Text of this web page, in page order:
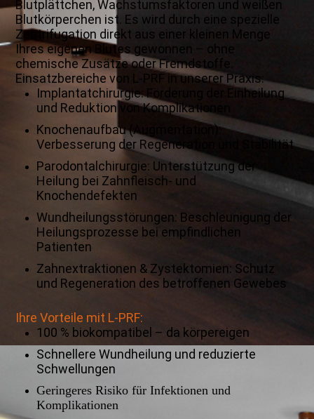
Blutplättchen, Wachstumsfaktoren und weißen
Blutkörperchen ist. Es wird durch eine spezielle
Zentrifugation direkt aus einer kleinen Menge
Ihres eigenen Blutes gewonnen – ohne
chemische Zusätze oder Fremdstoffe.
Einsatzbereiche von L-PRF in unserer Praxis:
Implantatchirurgie: Förderung der Einheilung
und Reduktion von Komplikationen
Knochenaufbau (Augmentation):
Verbesserung der Regeneration und Stabilität
Parodontalchirurgie: Unterstützung der
Heilung bei Zahnfleisch- und
Knochendefekten
Wundheilungsstörungen: Beschleunigung der
Heilungsprozesse bei empfindlichen
Patienten
Zahnextraktionen & Zystektomien: Schutz
und Regeneration des betroffenen Gewebes
Ihre Vorteile mit L-PRF:
100 % biokompatibel – da körpereigen
Schnellere Wundheilung und reduzierte
Schwellungen
Geringeres Risiko für Infektionen und
Komplikationen